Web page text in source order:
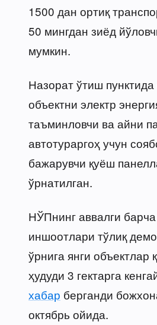
1500 дан ортиқ
50 мингдан зиёд
мумкин.
Назорат ўтиш
объектни электр
таъминловчи ва айни
автотураргоҳ учун
бажарувчи қуёш
ўрнатилган.
НЎПнинг аввалги
иншоотлари тўлиқ
ўрнига янги объектлар
ҳудуди 3 гектарга
хабар берганди
октябрь ойида.